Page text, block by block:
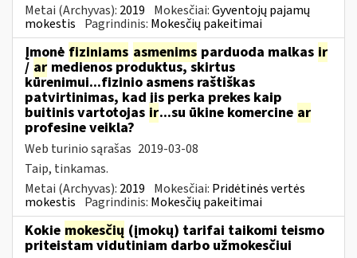
Metai (Archyvas): 2019 Mokesčiai:Gyventojų pajamų
mokestis Pagrindinis: Mokesčių pakeitimai
Įmonė fiziniams asmenims parduoda malkas ir
/ ar medienos produktus, skirtus
kūrenimui...fizinio asmens raštiškas
patvirtinimas, kad jis perka prekes kaip
buitinis vartotojas ir...su ūkine komercine ar
profesine veikla?
Web turinio sąrašas 2019-03-08
Taip, tinkamas.
Metai (Archyvas): 2019 Mokesčiai: Pridėtinės vertės
mokestis Pagrindinis: Mokesčių pakeitimai
Kokie mokesčių (įmokų) tarifai taikomi teismo
priteistam vidutiniam darbo užmokesčiui